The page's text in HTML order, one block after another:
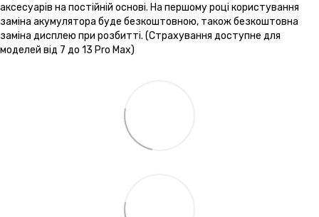
аксесуарів на постійній основі. На першому році користування
заміна акумулятора буде безкоштовною, також безкоштовна
заміна дисплею при розбитті. (Страхування доступне для
моделей від 7 до 13 Pro Max)